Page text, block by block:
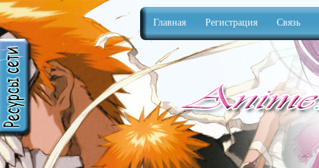
Главная Регистрация Связь
Anime